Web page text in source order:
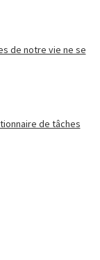
de notre vie ne se
de tâches